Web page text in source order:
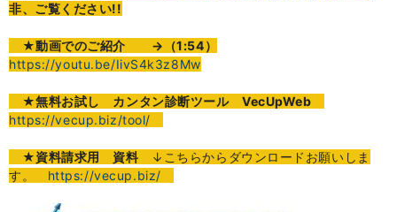
非、ご覧ください!!
★動画でのご紹介 →（1:54）
https://youtu.be/IivS4k3z8Mw
★無料お試し カンタン診断ツール VecUpWeb
https://vecup.biz/tool/
★資料請求用 資料↓こちらからダウンロードお願いしま
す。 https://vecup.biz/